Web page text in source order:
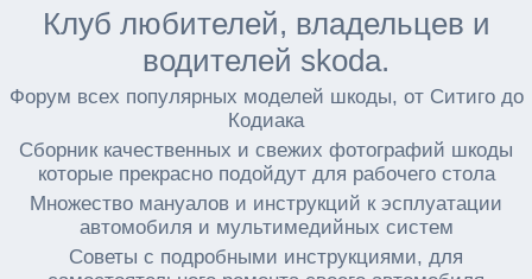
Клуб любителей, владельцев и
водителей skoda.
Форум всех популярных моделей шкоды, от Ситиго до
Кодиака
Сборник качественных и свежих фотографий шкоды
которые прекрасно подойдут для рабочего стола
Множество мануалов и инструкций к эсплуатации
автомобиля и мультимедийных систем
Советы с подробными инструкциями, для